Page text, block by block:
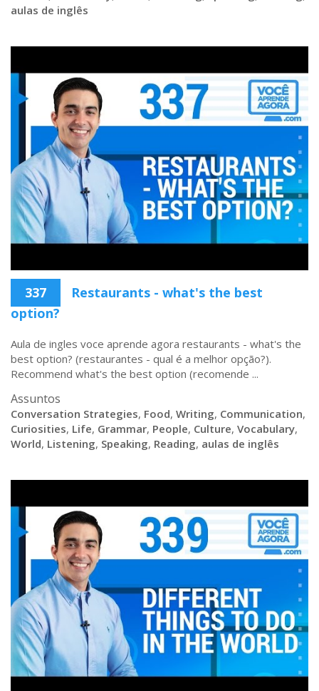
aulas de inglês
337
Restaurants - what's the best
option?
Aula de ingles voce aprende agora restaurants - what's the
best option? (restaurantes - qual é a melhor opção?).
Recommend what's the best option (recomende ...
Assuntos
Conversation Strategies, Food, Writing, Communication,
Curiosities, Life, Grammar, People, Culture, Vocabulary,
World, Listening, Speaking, Reading, aulas de inglês